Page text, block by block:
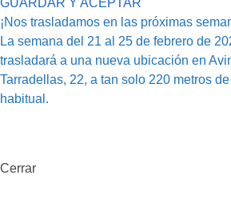
GUARDAR Y ACEPTAR
¡Nos trasladamos en las próximas
La semana del 21 al 25 de febrero de
trasladará a una nueva ubicación en
Tarradellas, 22, a tan solo 220 metros
habitual.
Cerrar